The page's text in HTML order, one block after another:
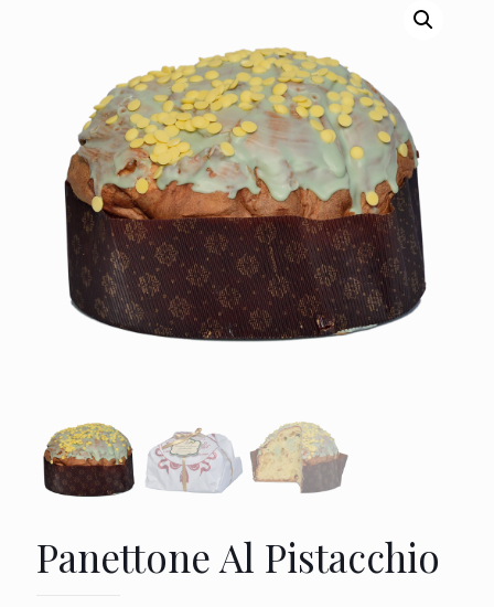
Panettone Al Pistacchio